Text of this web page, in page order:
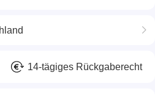
14-tägiges Rückgaberecht